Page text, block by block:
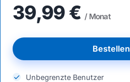
39,99 € / Monat
Bestellen
Unbegrenzte Benutzer